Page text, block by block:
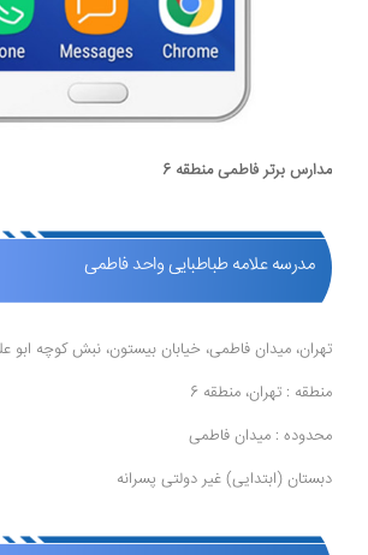
مدارس برتر فاطمی منطقه 6
مدرسه علامه طباطبایی واحد فاطمی
تهران، میدان فاطمی، خیابان بیستون، نبش کوچه ابو
منطقه : تهران، منطقه 6
محدوده : میدان فاطمی
دبستان (ابتدایی) غیر دولتی پسرانه